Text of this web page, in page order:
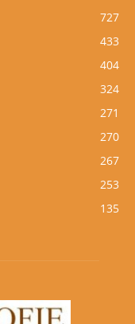
727
433
404
324
271
270
267
253
135